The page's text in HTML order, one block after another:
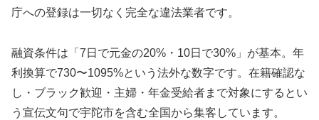
庁への登録は一切なく完全な違法業者です。
融資条件は「7日で元金の20%・10日で30%」が基本。年
利換算で730〜1095%という法外な数字です。在籍確認な
し・ブラック歓迎・主婦・年金受給者まで対象にするとい
う宣伝文句で宇陀市を含む全国から集客しています。